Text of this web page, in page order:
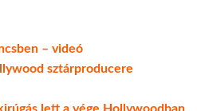
– videó
sztárproducere